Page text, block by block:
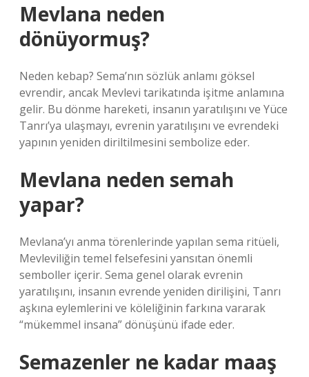
Mevlana neden
dönüyormuş?
Neden kebap? Sema’nın sözlük anlamı göksel
evrendir, ancak Mevlevi tarikatında işitme anlamına
gelir. Bu dönme hareketi, insanın yaratılışını ve Yüce
Tanrı’ya ulaşmayı, evrenin yaratılışını ve evrendeki
yapının yeniden diriltilmesini sembolize eder.
Mevlana neden semah
yapar?
Mevlana’yı anma törenlerinde yapılan sema ritüeli,
Mevleviliğin temel felsefesini yansıtan önemli
semboller içerir. Sema genel olarak evrenin
yaratılışını, insanın evrende yeniden dirilişini, Tanrı
aşkına eylemlerini ve köleliğinin farkına vararak
“mükemmel insana” dönüşünü ifade eder.
Semazenler ne kadar maaş